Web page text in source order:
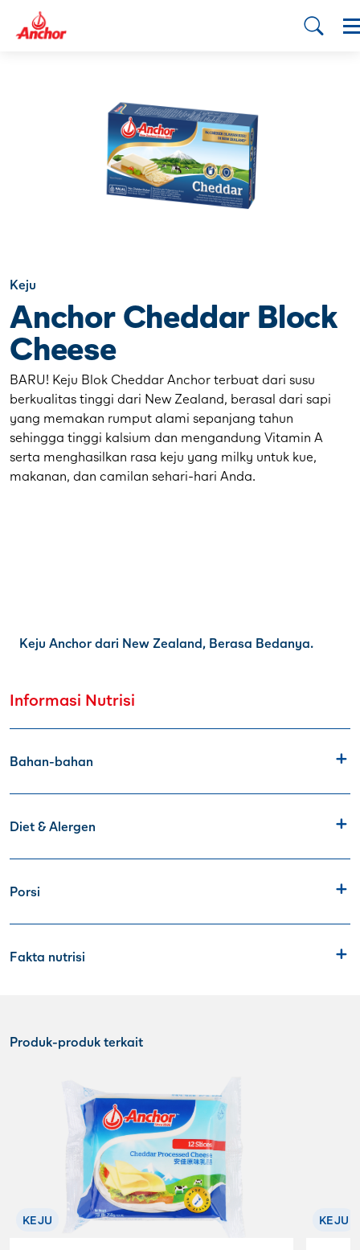
Keju
Anchor Cheddar Block
Cheese
BARU! Keju Blok Cheddar Anchor terbuat dari susu
berkualitas tinggi dari New Zealand, berasal dari sapi
yang memakan rumput alami sepanjang tahun
sehingga tinggi kalsium dan mengandung Vitamin A
serta menghasilkan rasa keju yang milky untuk kue,
makanan, dan camilan sehari-hari Anda.
Keju Anchor dari New Zealand, Berasa Bedanya.
Informasi Nutrisi
Bahan-bahan
Diet & Alergen
Porsi
Fakta nutrisi
Produk-produk terkait
KEJU KEJU